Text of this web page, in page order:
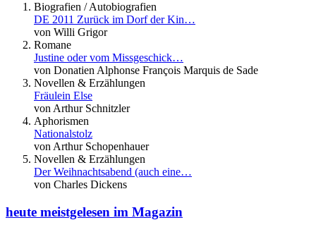
Biografien / Autobiografien
DE 2011 Zurück im Dorf der Kin…
von Willi Grigor
Romane
Justine oder vom Missgeschick…
von Donatien Alphonse François Marquis de Sade
Novellen & Erzählungen
Fräulein Else
von Arthur Schnitzler
Aphorismen
Nationalstolz
von Arthur Schopenhauer
Novellen & Erzählungen
Der Weihnachtsabend (auch eine…
von Charles Dickens
heute meistgelesen im Magazin